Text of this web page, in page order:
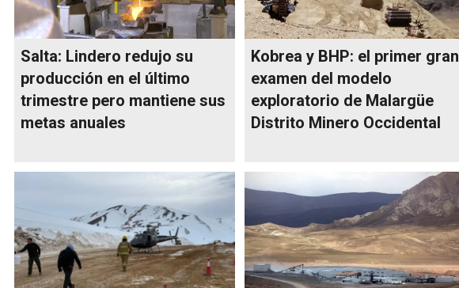
Salta: Lindero redujo su
producción en el último
trimestre pero mantiene sus
metas anuales
Kobrea y BHP: el primer gran
examen del modelo
exploratorio de Malargüe
Distrito Minero Occidental